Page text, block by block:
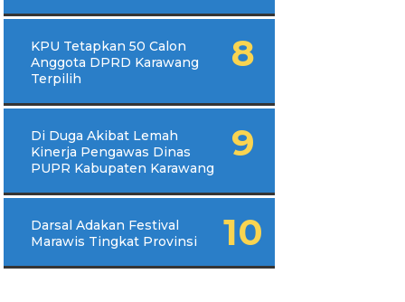
KPU Tetapkan 50 Calon
Anggota DPRD Karawang
Terpilih
Di Duga Akibat Lemah
Kinerja Pengawas Dinas
PUPR Kabupaten Karawang
Darsal Adakan Festival
Marawis Tingkat Provinsi